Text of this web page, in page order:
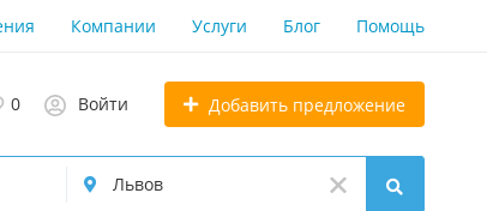
Компании Услуги Блог Помощь
0 Войти Добавить предложение